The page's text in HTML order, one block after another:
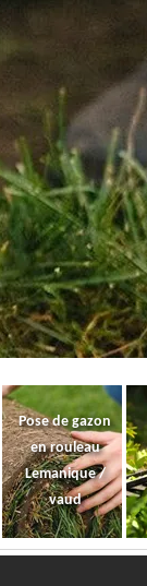
Pose de gazon
en rouleau
Lemanique /
vaud